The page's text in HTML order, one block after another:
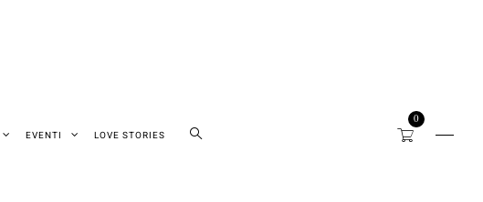
EVENTI LOVE STORIES
0